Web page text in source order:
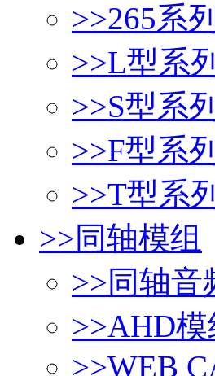
>>265系列
>>L型系列
>>S型系列
>>F型系列
>>T型系列
>>同轴模组
>>同轴音
>>AHD模
>>WEB